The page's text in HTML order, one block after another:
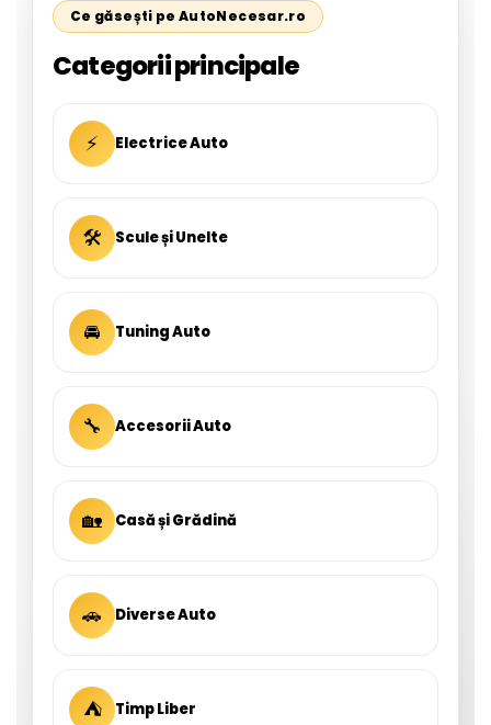
Ce găsești pe AutoNecesar.ro
Categorii principale
⚡ Electrice Auto
🛠 Scule și Unelte
🚘 Tuning Auto
🔧 Accesorii Auto
🏡 Casă și Grădină
🚗 Diverse Auto
⛺ Timp Liber